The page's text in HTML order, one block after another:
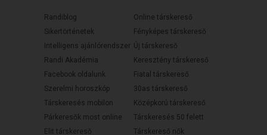
Randiblog
Sikertörténetek
Intelligens ajánlórendszer
Randi Akadémia
Facebook oldalunk
Szerelmi horoszkóp
Társkeresés mobilon
Párkeresők most online
Elit társkereső
Online társkereső
Fényképes társkereső
Új társkereső
Keresztény társkereső
Fiatal társkereső
30as társkereső
Középkorú társkereső
Társkeresés 50 felett
Társkereső nők